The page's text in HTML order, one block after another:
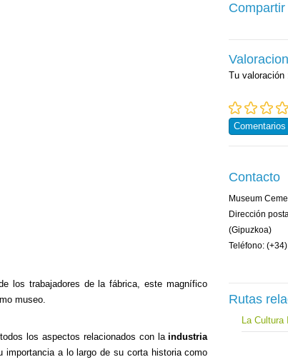
los trabajadores de la fábrica, este magnífico
museo.
los aspectos relacionados con laindustria
importancia a lo largo de su corta historia como
Compartir
Tu valoración
Comentarios
Contacto
Museum
Dirección
(Gipuzkoa)
Teléfono:
Rutas
La